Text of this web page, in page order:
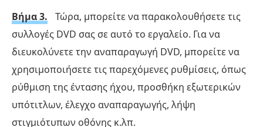
Βήμα 3.
Τώρα, μπορείτε να παρακολουθήσετε τις
συλλογές DVD σας σε αυτό το εργαλείο. Για να
διευκολύνετε την αναπαραγωγή DVD, μπορείτε να
χρησιμοποιήσετε τις παρεχόμενες ρυθμίσεις, όπως
ρύθμιση της έντασης ήχου, προσθήκη εξωτερικών
υπότιτλων, έλεγχο αναπαραγωγής, λήψη
στιγμιότυπων οθόνης κ.λπ.